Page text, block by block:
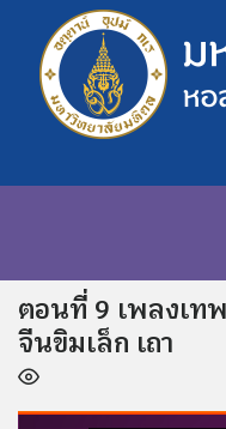
ตอนที่ 9 เพลงเท
จีนขิมเล็ก เถา